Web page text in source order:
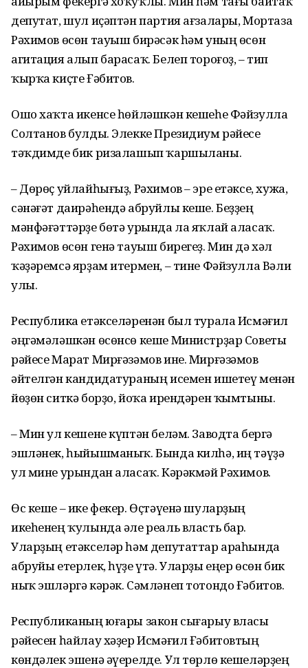
депутат, шул иҫәптән партия ағзалары, Мортаза
Рәхимов өсөн тауыш бирәсәк һәм уның өсөн
агитация алып барасаҡ. Белеп тороғоҙ, – тип
ҡырҡа киҫте Ғәбитов.
Ошо хаҡта икенсе һөйләшкән кешеһе Фәйзулла
Солтанов булды. Элекке Президиум рәйесе
тәҡдимде бик ризалашып ҡаршыланы.
– Дөрөҫ уйлайһығыҙ, Рәхимов – эре етәк­се, хужа,
сәнәғәт даирәһендә абруйлы кеше. Беҙҙең
мәнфәғәттәрҙе бөтә урында ла яҡлай аласаҡ.
Рәхимов өсөн генә тауыш бирегеҙ. Мин дә хәл
ҡәҙәремсә ярҙам итермен, – тине Фәйзулла Вәли
улы.
Республика етәкселәренән был турала Исмәғил
әңгәмәләшкән өсөнсө кеше Ми­нистрҙар Советы
рәйесе Марат Мирғәзәмов ине. Мирғәзәмов
әйтелгән кандидатураның исемен ишетеү менән
йөҙөн ситкә борҙо, йоҡа ирендәрен ҡымтыны.
– Мин ул кешене күптән беләм. Заводта бергә
эшләнек, һыйышманыҡ. Бында килһә, иң тәүҙә
ул мине урындан аласаҡ. Кәрәкмәй Рәхимов.
Өс кеше – ике фекер. Өҫтәүенә шуларҙың
икеһенең ҡулында әле реаль власть бар.
Уларҙың етәкселәр һәм депутаттар ара­һында
абруйы етерлек, һүҙе үтә. Уларҙы еңер өсөн бик
ныҡ эшләргә кәрәк. Сәмләнеп тотондо Ғәбитов.
Республиканың юғары закон сығарыу власы
рәйесен һайлау хәҙер Исмәғил Ғәбитовтың
көндәлек эшенә әүерелде. Ул төрлө кешеләрҙең